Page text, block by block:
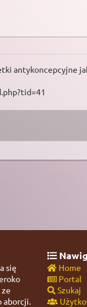
antykoncepcyjne
się
aborcji.
Home
Portal
Szukaj